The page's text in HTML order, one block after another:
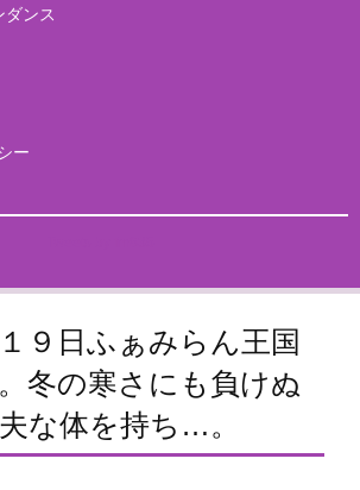
ダンス
ー
９日ふぁみらん王国
冬の寒さにも負けぬ
な体を持ち…。